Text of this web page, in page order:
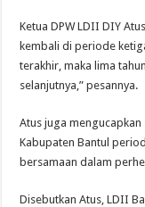
Ketua DPW LDII DIY
kembali di periode
terakhir, maka lima
selanjutnya,” pesannya.
Atus juga
Kabupaten Bantul
bersamaan dalam
Disebutkan Atus, LDII